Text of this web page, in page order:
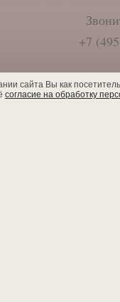
+7
сайта Вы как
согласие на обработку